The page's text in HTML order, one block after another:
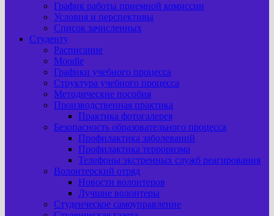
График работы приемной комиссии
Условия и перспективы
Список зачисленных
Студенту
Расписание
Moodle
Графики учебного процесса
Структура учебного процесса
Методические пособия
Производственная практика
Практика фотогалерея
Безопасность образовательного процесса
Профилактика заболеваний
Профилактика терроризма
Телефоны экстренных служб реагирования
Волонтерский отряд
Новости волонтеров
Лучшие волонтеры
Студенческое самоуправление